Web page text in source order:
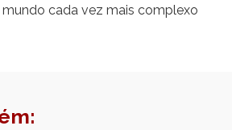
cada vez mais complexo